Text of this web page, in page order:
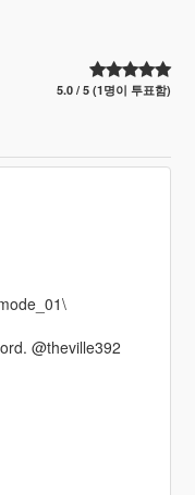
5.0 / 5 (1명이 투표함)
@theville392